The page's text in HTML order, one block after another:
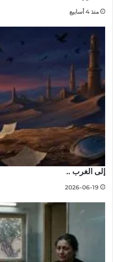
منذ 4 أسابيع
إلى الغرب ..
2026-06-19